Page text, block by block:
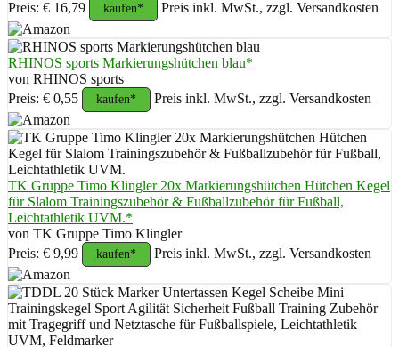
Preis: € 16,79 kaufen* Preis inkl. MwSt., zzgl. Versandkosten
RHINOS sports Markierungshütchen blau*
von RHINOS sports
Preis: € 0,55
kaufen* Preis inkl. MwSt., zzgl. Versandkosten
TK Gruppe Timo Klingler 20x Markierungshütchen Hütchen Kegel
für Slalom Trainingszubehör & Fußballzubehör für Fußball,
Leichtathletik UVM.*
von TK Gruppe Timo Klingler
Preis: € 9,99
kaufen* Preis inkl. MwSt., zzgl. Versandkosten